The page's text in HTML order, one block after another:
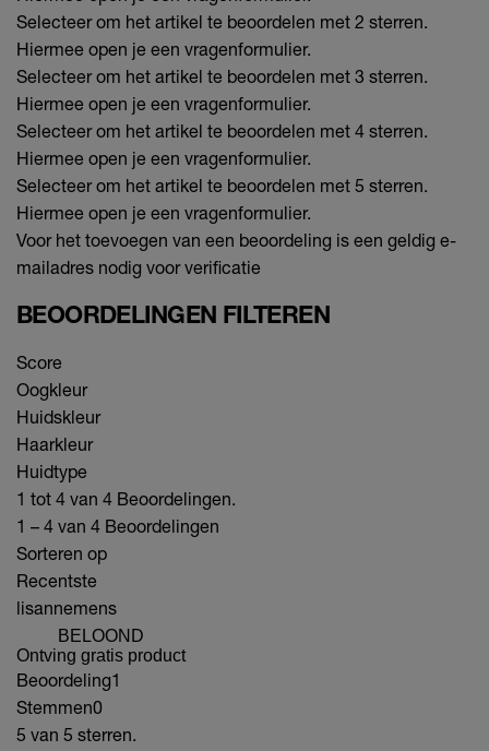
Selecteer om het artikel te beoordelen met 2 sterren.
Hiermee open je een vragenformulier.
Selecteer om het artikel te beoordelen met 3 sterren.
Hiermee open je een vragenformulier.
Selecteer om het artikel te beoordelen met 4 sterren.
Hiermee open je een vragenformulier.
Selecteer om het artikel te beoordelen met 5 sterren.
Hiermee open je een vragenformulier.
Voor het toevoegen van een beoordeling is een geldig e-
mailadres nodig voor verificatie
BEOORDELINGEN FILTEREN
Score
Oogkleur
Huidskleur
Haarkleur
Huidtype
1 tot 4 van 4 Beoordelingen.
1 – 4 van 4 Beoordelingen
Sorteren op
Recentste
lisannemens
BELOOND
Ontving gratis product
Beoordeling1
Stemmen0
5 van 5 sterren.